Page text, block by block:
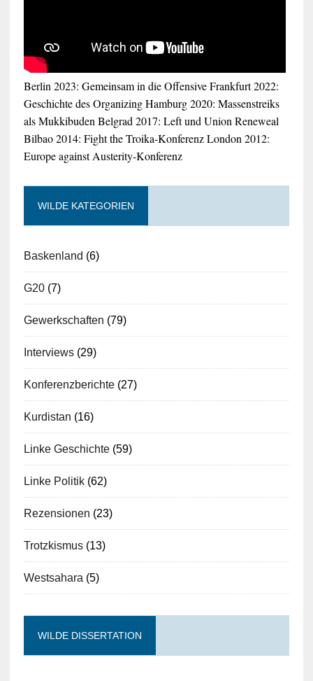
Berlin 2023: Gemeinsam in die OffensiveFrankfurt 2022:
Geschichte des OrganizingHamburg 2020: Massenstreiks
als MukkibudenBelgrad 2017: Left und Union Reneweal
Bilbao 2014: Fight the Troika-KonferenzLondon 2012:
Europe against Austerity-Konferenz
WILDE KATEGORIEN
Baskenland (6)
G20(7)
Gewerkschaften (79)
Interviews(29)
Konferenzberichte(27)
Kurdistan (16)
Linke Geschichte(59)
Linke Politik(62)
Rezensionen (23)
Trotzkismus(13)
Westsahara (5)
WILDE DISSERTATION